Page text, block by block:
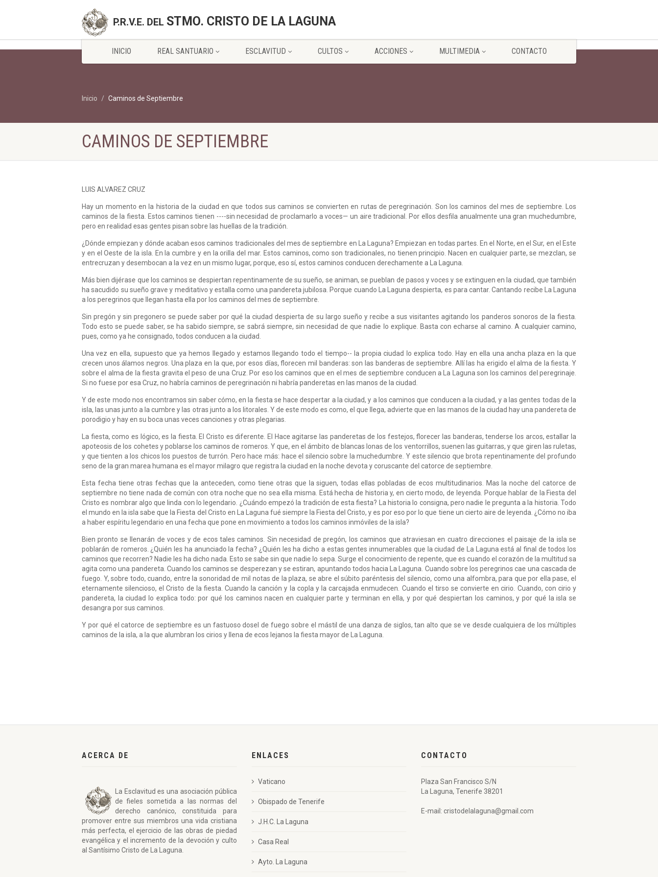
P.R.V.E. DEL STMO. CRISTO DE LA LAGUNA
INICIO REAL SANTUARIO ESCLAVITUD CULTOS ACCIONES MULTIMEDIA CONTACTO
Inicio Caminos de Septiembre
CAMINOS DE SEPTIEMBRE
LUIS ALVAREZ CRUZ
Hay un momento en la historia de la ciudad en que todos sus caminos se convierten en rutas de peregrinación. Son los caminos del mes de septiembre. Los
caminos de la fiesta. Estos caminos tienen ----sin necesidad de proclamarlo a voces— un aire tradicional. Por ellos desfila anualmente una gran muchedumbre,
pero en realidad esas gentes pisan sobre las huellas de la tradición.
¿Dónde empiezan y dónde acaban esos caminos tradicionales del mes de septiembre en La Laguna? Empiezan en todas partes. En el Norte, en el Sur, en el Este
y en el Oeste de la isla. En la cumbre y en la orilla del mar. Estos caminos, como son tradicionales, no tienen principio. Nacen en cualquier parte, se mezclan, se
entrecruzan y desembocan a la vez en un mismo lugar, porque, eso sí, estos caminos conducen derechamente a La Laguna.
Más bien dijérase que los caminos se despiertan repentinamente de su sueño, se animan, se pueblan de pasos y voces y se extinguen en la ciudad, que también
ha sacudido su sueño grave y meditativo y estalla como una pandereta jubilosa. Porque cuando La Laguna despierta, es para cantar. Cantando recibe La Laguna
a los peregrinos que llegan hasta ella por los caminos del mes de septiembre.
Sin pregón y sin pregonero se puede saber por qué la ciudad despierta de su largo sueño y recibe a sus visitantes agitando los panderos sonoros de la fiesta.
Todo esto se puede saber, se ha sabido siempre, se sabrá siempre, sin necesidad de que nadie lo explique. Basta con echarse al camino. A cualquier camino,
pues, como ya he consignado, todos conducen a la ciudad.
Una vez en ella, supuesto que ya hemos llegado y estamos llegando todo el tiempo-- la propia ciudad lo explica todo. Hay en ella una ancha plaza en la que
crecen unos álamos negros. Una plaza en la que, por esos días, florecen mil banderas: son las banderas de septiembre. Allí las ha erigido el alma de la fiesta. Y
sobre el alma de la fiesta gravita el peso de una Cruz. Por eso los caminos que en el mes de septiembre conducen a La Laguna son los caminos del peregrinaje.
Si no fuese por esa Cruz, no habría caminos de peregrinación ni habría panderetas en las manos de la ciudad.
Y de este modo nos encontramos sin saber cómo, en la fiesta se hace despertar a la ciudad, y a los caminos que conducen a la ciudad, y a las gentes todas de la
isla, las unas junto a la cumbre y las otras junto a los litorales. Y de este modo es como, el que llega, advierte que en las manos de la ciudad hay una pandereta de
porodigio y hay en su boca unas veces canciones y otras plegarias.
La fiesta, como es lógico, es la fiesta. El Cristo es diferente. El Hace agitarse las panderetas de los festejos, florecer las banderas, tenderse los arcos, estallar la
apoteosis de los cohetes y poblarse los caminos de romeros. Y que, en el ámbito de blancas lonas de los ventorrillos, suenen las guitarras, y que giren las ruletas,
y que tienten a los chicos los puestos de turrón. Pero hace más: hace el silencio sobre la muchedumbre. Y este silencio que brota repentinamente del profundo
seno de la gran marea humana es el mayor milagro que registra la ciudad en la noche devota y coruscante del catorce de septiembre.
Esta fecha tiene otras fechas que la anteceden, como tiene otras que la siguen, todas ellas pobladas de ecos multitudinarios. Mas la noche del catorce de
septiembre no tiene nada de común con otra noche que no sea ella misma. Está hecha de historia y, en cierto modo, de leyenda. Porque hablar de la Fiesta del
Cristo es nombrar algo que linda con lo legendario. ¿Cuándo empezó la tradición de esta fiesta? La historia lo consigna, pero nadie le pregunta a la historia. Todo
el mundo en la isla sabe que la Fiesta del Cristo en La Laguna fué siempre la Fiesta del Cristo, y es por eso por lo que tiene un cierto aire de leyenda. ¿Cómo no iba
a haber espíritu legendario en una fecha que pone en movimiento a todos los caminos inmóviles de la isla?
Bien pronto se llenarán de voces y de ecos tales caminos. Sin necesidad de pregón, los caminos que atraviesan en cuatro direcciones el paisaje de la isla se
poblarán de romeros. ¿Quién les ha anunciado la fecha? ¿Quién les ha dicho a estas gentes innumerables que la ciudad de La Laguna está al final de todos los
caminos que recorren? Nadie les ha dicho nada. Esto se sabe sin que nadie lo sepa. Surge el conocimiento de repente, que es cuando el corazón de la multitud sa
agita como una pandereta. Cuando los caminos se desperezan y se estiran, apuntando todos hacia La Laguna. Cuando sobre los peregrinos cae una cascada de
fuego. Y, sobre todo, cuando, entre la sonoridad de mil notas de la plaza, se abre el súbito paréntesis del silencio, como una alfombra, para que por ella pase, el
eternamente silencioso, el Cristo de la fiesta. Cuando la canción y la copla y la carcajada enmudecen. Cuando el tirso se convierte en cirio. Cuando, con cirio y
pandereta, la ciudad lo explica todo: por qué los caminos nacen en cualquier parte y terminan en ella, y por qué despiertan los caminos, y por qué la isla se
desangra por sus caminos.
Y por qué el catorce de septiembre es un fastuoso dosel de fuego sobre el mástil de una danza de siglos, tan alto que se ve desde cualquiera de los múltiples
caminos de la isla, a la que alumbran los cirios y llena de ecos lejanos la fiesta mayor de La Laguna.
ACERCA DE
La Esclavitud es una asociación pública
de fieles sometida a las normas del
derecho canónico, constituida para
promover entre sus miembros una vida cristiana
más perfecta, el ejercicio de las obras de piedad
evangélica y el incremento de la devoción y culto
al Santísimo Cristo de La Laguna.
ENLACES
Vaticano
Obispado de Tenerife
J.H.C. La Laguna
Casa Real
Ayto. La Laguna
CONTACTO
Plaza San Francisco S/N
La Laguna, Tenerife 38201
E-mail: cristodelalaguna@gmail.com